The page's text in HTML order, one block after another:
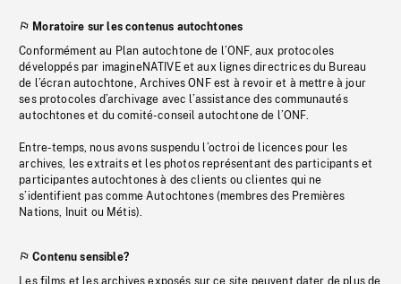
Moratoire sur les contenus autochtones
Conformément au Plan autochtone de l’ONF, aux protocoles
développés par imagineNATIVE et aux lignes directrices du Bureau
de l’écran autochtone, Archives ONF est à revoir et à mettre à jour
ses protocoles d’archivage avec l’assistance des communautés
autochtones et du comité-conseil autochtone de l’ONF.
Entre-temps, nous avons suspendu l’octroi de licences pour les
archives, les extraits et les photos représentant des participants et
participantes autochtones à des clients ou clientes qui ne
s’identifient pas comme Autochtones (membres des Premières
Nations, Inuit ou Métis).
Contenu sensible?
Les films et les archives exposés sur ce site peuvent dater de plus de